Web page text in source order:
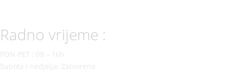
Radno vrijeme :
PON-PET : 08 – 16h
Subota i nedjelja: Zatvoreno